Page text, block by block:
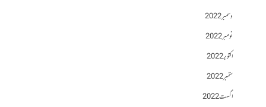
دسمبر 2022
نومبر 2022
اکتوبر 2022
ستمبر 2022
اگست 2022